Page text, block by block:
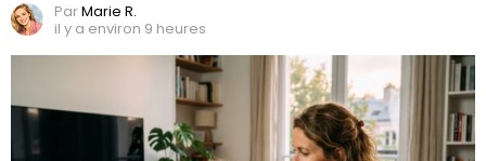
ParMarie R.
il y a environ 9 heures